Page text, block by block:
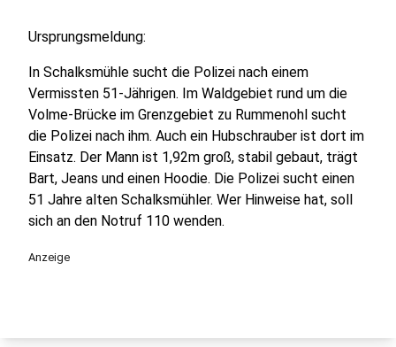
Ursprungsmeldung:
In Schalksmühle sucht die Polizei nach einem
Vermissten 51-Jährigen. Im Waldgebiet rund um die
Volme-Brücke im Grenzgebiet zu Rummenohl sucht
die Polizei nach ihm. Auch ein Hubschrauber ist dort im
Einsatz. Der Mann ist 1,92m groß, stabil gebaut, trägt
Bart, Jeans und einen Hoodie. Die Polizei sucht einen
51 Jahre alten Schalksmühler. Wer Hinweise hat, soll
sich an den Notruf 110 wenden.
Anzeige